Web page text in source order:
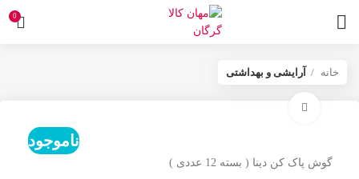
0
خانه آرایشی و بهداشتی
ناموجود
گوش پاک کن دینا ( بسته 12 عددی )